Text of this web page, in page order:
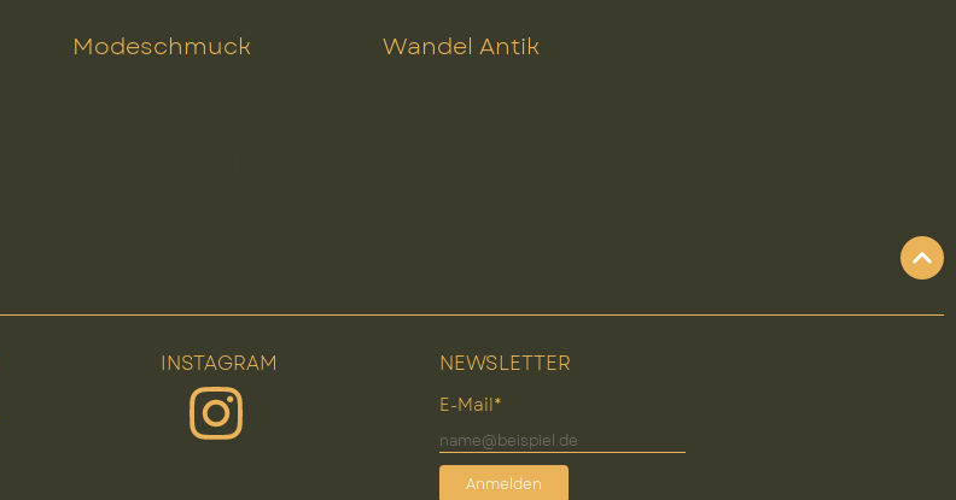
Modeschmuck Wandel Antik
INSTAGRAM NEWSLETTER
E-Mail*
Anmelden